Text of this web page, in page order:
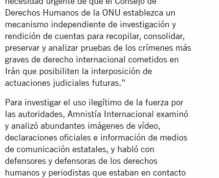
Derechos Humanos de la ONU establezca un
mecanismo independiente de investigación y
rendición de cuentas para recopilar, consolidar,
preservar y analizar pruebas de los crímenes más
graves de derecho internacional cometidos en
Irán que posibiliten la interposición de
actuaciones judiciales futuras.”
Para investigar el uso ilegítimo de la fuerza por
las autoridades, Amnistía Internacional examinó
y analizó abundantes imágenes de vídeo,
declaraciones oficiales e información de medios
de comunicación estatales, y habló con
defensores y defensoras de los derechos
humanos y periodistas que estaban en contacto